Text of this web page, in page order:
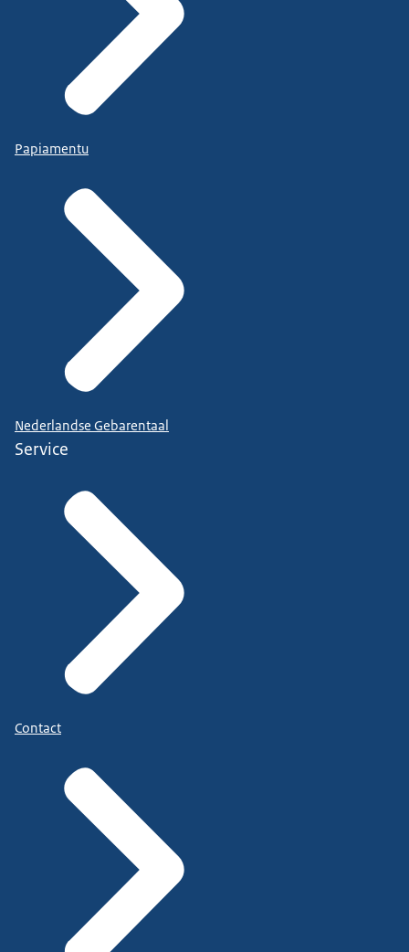
Papiamentu
Nederlandse Gebarentaal
Service
Contact